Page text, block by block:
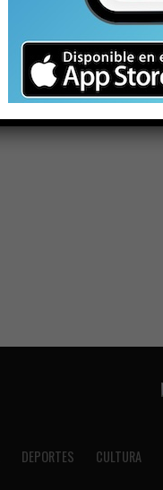
DEPORTES CULTURA